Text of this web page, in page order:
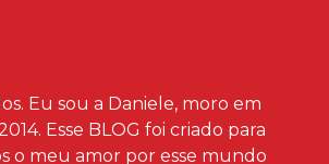
Eu sou a Daniele, moro em
Esse BLOG foi criado para
o meu amor por esse mundo